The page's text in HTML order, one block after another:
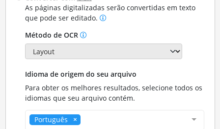
As páginas digitalizadas serão convertidas em texto
que pode ser editado.
Método de OCR
Idioma de origem do seu arquivo
Para obter os melhores resultados, selecione todos os
idiomas que seu arquivo contém.
Português